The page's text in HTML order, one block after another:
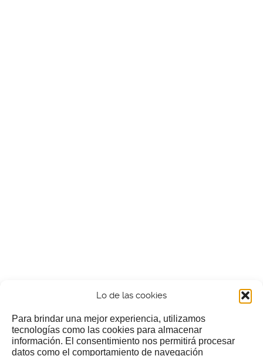
Lo de las cookies
Para brindar una mejor experiencia, utilizamos
tecnologías como las cookies para almacenar
información. El consentimiento nos permitirá procesar
datos como el comportamiento de navegación
¿Nos invitas a un cafecillo?